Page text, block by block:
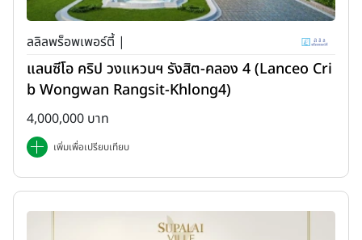
ลลิลพร็อพเพอร์ตี้ |
แลนซีโอ คริป วงแหวนฯ รังสิต-คลอง 4 (Lanceo Cri
b Wongwan Rangsit-Khlong4)
4,000,000 บาท
เพิ่มเพื่อเปรียบเทียบ